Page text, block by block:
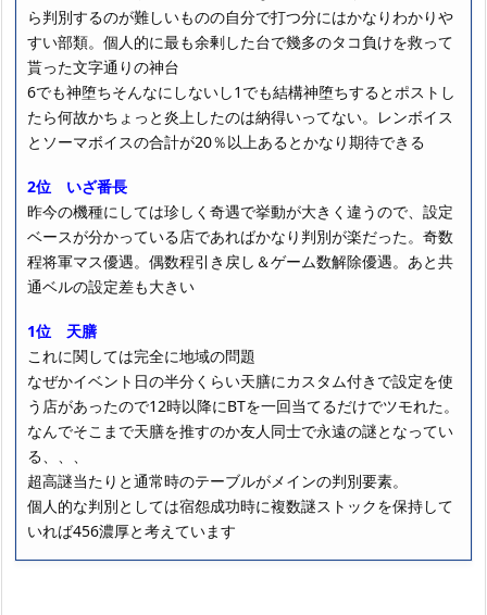
ら判別するのが難しいものの自分で打つ分にはかなりわかりや
すい部類。個人的に最も余剰した台で幾多のタコ負けを救って
貰った文字通りの神台
6でも神堕ちそんなにしないし1でも結構神堕ちするとポストし
たら何故かちょっと炎上したのは納得いってない。レンボイス
とソーマボイスの合計が20％以上あるとかなり期待できる
2位 いざ番長
昨今の機種にしては珍しく奇遇で挙動が大きく違うので、設定
ベースが分かっている店であればかなり判別が楽だった。奇数
程将軍マス優遇。偶数程引き戻し＆ゲーム数解除優遇。あと共
通ベルの設定差も大きい
1位 天膳
これに関しては完全に地域の問題
なぜかイベント日の半分くらい天膳にカスタム付きで設定を使
う店があったので12時以降にBTを一回当てるだけでツモれた。
なんでそこまで天膳を推すのか友人同士で永遠の謎となってい
る、、、
超高謎当たりと通常時のテーブルがメインの判別要素。
個人的な判別としては宿怨成功時に複数謎ストックを保持して
いれば456濃厚と考えています